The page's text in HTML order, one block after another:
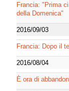
Francia: "Prima
della Domenica"
2016/09/03
Francia: Dopo il
2016/08/04
È ora di